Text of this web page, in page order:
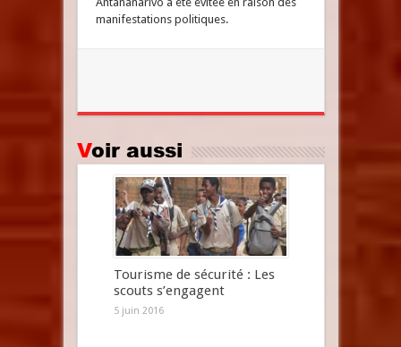
manifestations politiques.
Voir aussi
Tourisme de sécurité : Les
scouts s’engagent
5 juin 2016